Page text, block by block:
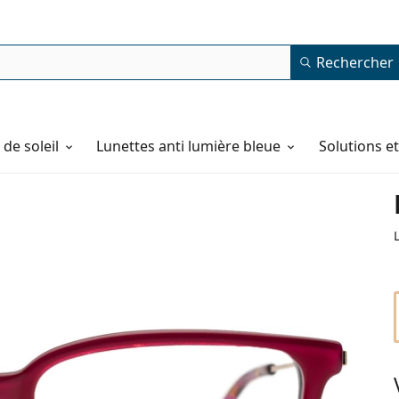
Rechercher
soleil Lunettes anti lumière bleue Solutions